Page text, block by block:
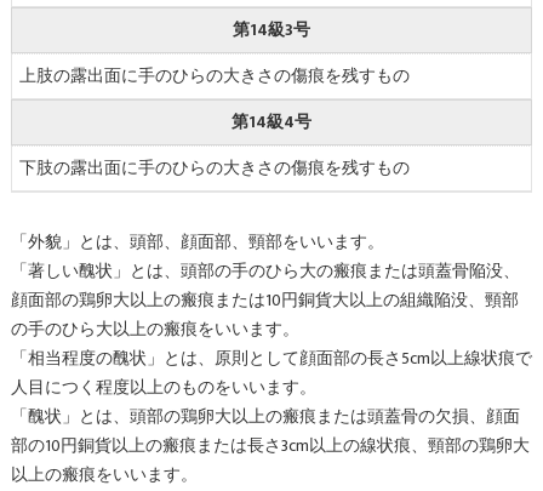
第14級3号
上肢の露出面に手のひらの大きさの傷痕を残すもの
第14級4号
下肢の露出面に手のひらの大きさの傷痕を残すもの
「外貌」とは、頭部、顔面部、頸部をいいます。
「著しい醜状」とは、頭部の手のひら大の瘢痕または頭蓋骨陥没、
顔面部の鶏卵大以上の瘢痕または10円銅貨大以上の組織陥没、頸部
の手のひら大以上の瘢痕をいいます。
「相当程度の醜状」とは、原則として顔面部の長さ5cm以上線状痕で
人目につく程度以上のものをいいます。
「醜状」とは、頭部の鶏卵大以上の瘢痕または頭蓋骨の欠損、顔面
部の10円銅貨以上の瘢痕または長さ3cm以上の線状痕、頸部の鶏卵大
以上の瘢痕をいいます。